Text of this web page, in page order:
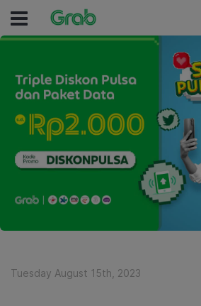
Tuesday August 15th, 2023